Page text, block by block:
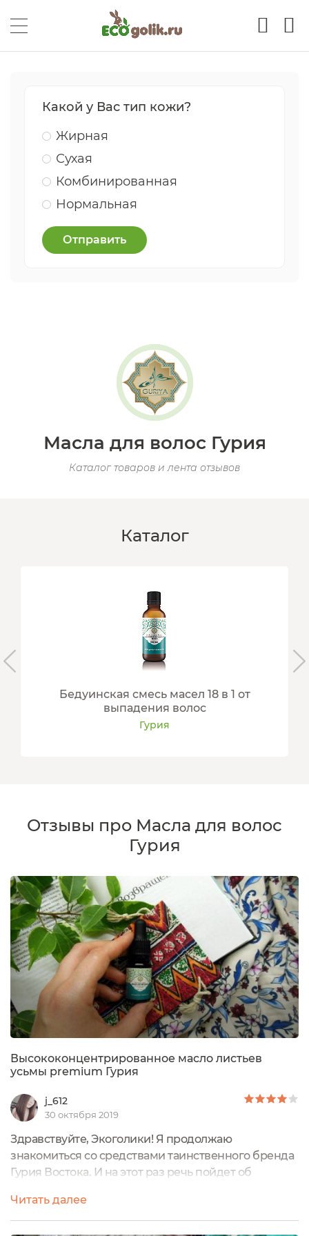
Какой у Вас тип кожи?
Жирная
Сухая
Комбинированная
Нормальная
Отправить
Масла для волос Гурия
Каталог товаров и лента отзывов
Каталог
Бедуинская смесь масел 18 в 1 от
выпадения волос
Гурия
Отзывы про Масла для волос
Гурия
Высококонцентрированное масло листьев
усьмы premium Гурия
j_612
30 октября 2019
Здравствуйте, Экоголики! Я продолжаю
знакомиться со средствами таинственного бренда
Гурия Востока. И на этот раз речь пойдет об
бровей и ресниц. Это средство для меня стало в
новинку, ранее никакими маслами ни для
Читать далее